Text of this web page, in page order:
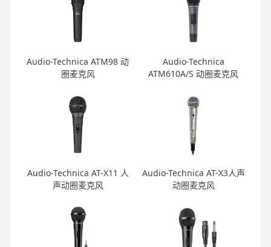
Audio-Technica ATM98 动
圈麦克风
Audio-Technica
ATM610A/S 动圈麦克风
Audio-Technica AT-X11 人
声动圈麦克风
Audio-Technica AT-X3人声
动圈麦克风